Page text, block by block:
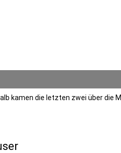
kamen die letzten zwei über die